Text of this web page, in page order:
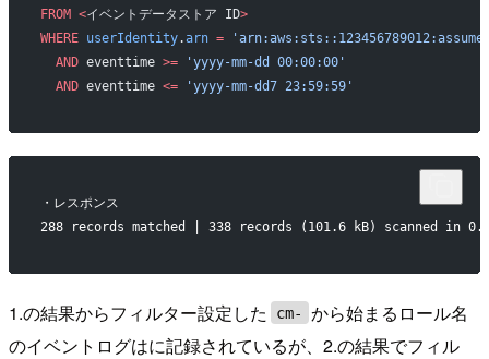
FROM <イベントデータストア ID>
WHERE userIdentity.arn =
  AND
eventtime >= 'yyyy-mm-dd 00:00:00'
  AND
eventtime <= 'yyyy-mm-dd7 23:59:59'
・レスポンス
288 records matched | 338 records (101.6 kB) scanned in
1.の結果からフィルター設定した cm-
から始まるロール名
のイベントログはに記録されているが、2.の結果でフィル